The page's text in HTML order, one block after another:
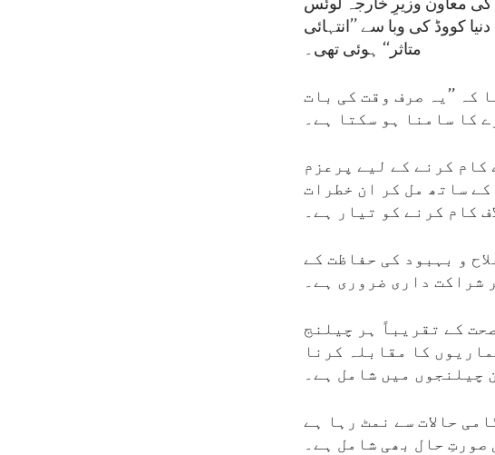
معاون وزیرِ خارجہ لوئس
کووڈ کی وبا سے ’’انتہائی
متاثر‘‘ ہوئی تھی۔
نے کہا کہ ’’یہ صرف وقت کی بات
کا سامنا ہو سکتا ہے۔
کام کرنے کے لیے پرعزم
ساتھ مل کر ان خطرات
کام کرنے کو تیار ہے۔
و بہبود کی حفاظت کے
شراکت داری ضروری ہے۔
75 برسوں میں عالمی صحت کے تقریباً ہر چیلنج
کا مقابلہ کرنا
چیلنجوں میں شامل ہے۔
حالات سے نمٹ رہا ہے
صورتِ حال بھی شامل ہے۔